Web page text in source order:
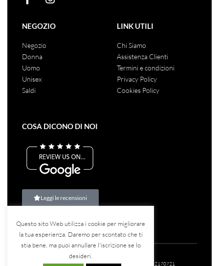
NEGOZIO
Negozio
Donna
Uomo
Unisex
Saldi
LINK UTILI
Chi Siamo
Assistenza Clienti
Termini e condizioni
Privacy Policy
Cookies Policy
COSA DICONO DI NOI
Leggi le recensioni
©2023Teina Srl– Tutti i diritti riservati – P.IVA: 07582170721
Questo sito Web utilizza i cookie per migliorare
la tua esperienza. Daremo per scontato che ti
stia bene, ma puoi annullare l'iscrizione se lo
desideri.